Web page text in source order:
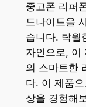
중고폰 리퍼
드나이트을
습니다. 탁월
자인으로, 이
의 스마트한
다. 이 제품
상을 경험해